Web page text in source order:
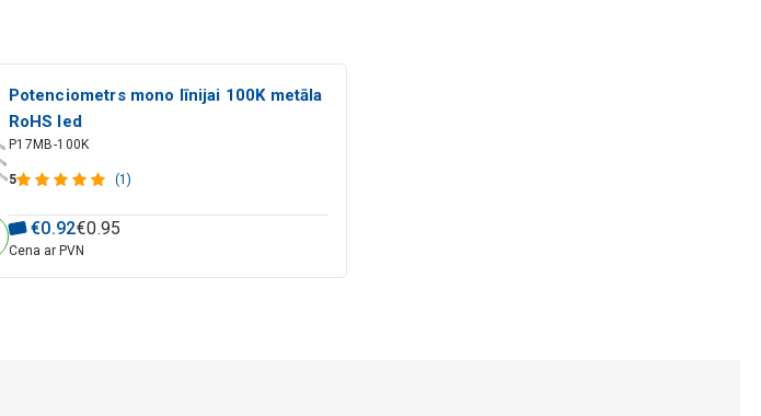
Potenciometrs mono līnijai 100K metāla
RoHS led
P17MB-100K
5 (1)
€0.92€0.95
Cena ar PVN